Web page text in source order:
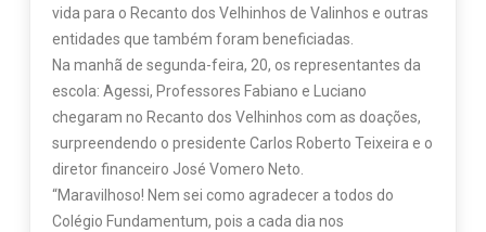
vida para o Recanto dos Velhinhos de Valinhos e outras
entidades que também foram beneficiadas.
Na manhã de segunda-feira, 20, os representantes da
escola: Agessi, Professores Fabiano e Luciano
chegaram no Recanto dos Velhinhos com as doações,
surpreendendo o presidente Carlos Roberto Teixeira e o
diretor financeiro José Vomero Neto.
“Maravilhoso! Nem sei como agradecer a todos do
Colégio Fundamentum, pois a cada dia nos